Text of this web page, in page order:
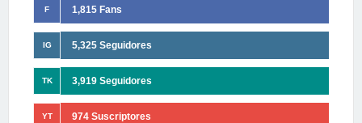
F 1,815 Fans
IG 5,325 Seguidores
TK 3,919 Seguidores
YT 974 Suscriptores